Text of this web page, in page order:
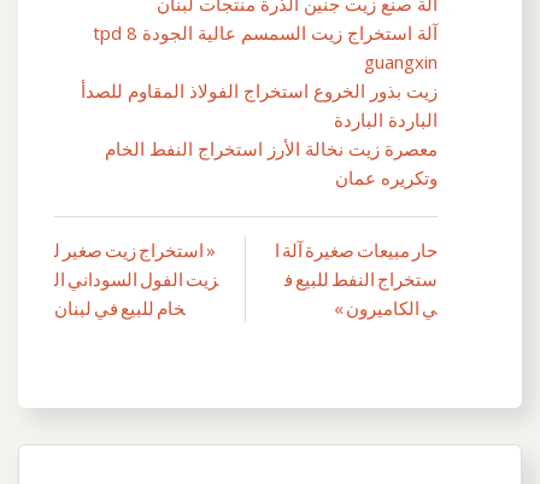
آلة استخراج زيت السمسم عالية الجودة 8 tpd
guangxin
زيت بذور الخروع استخراج الفولاذ المقاوم للصدأ
الباردة الباردة
معصرة زيت نخالة الأرز استخراج النفط الخام
وتكريره عمان
تصفّح
المقالات
« استخراج زيت صغير ل
زيت الفول السوداني ال
خام للبيع في لبنان
حار مبيعات صغيرة آلة ا
ستخراج النفط للبيع ف
ي الكاميرون »